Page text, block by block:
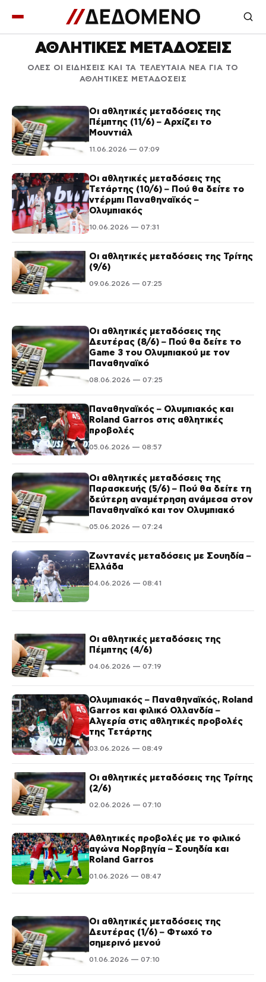
ΑΘΛΗΤΙΚΕΣ ΜΕΤΑΔΟΣΕΙΣ
ΟΛΕΣ ΟΙ ΕΙΔΗΣΕΙΣ ΚΑΙ ΤΑ ΤΕΛΕΥΤΑΙΑ ΝΕΑ ΓΙΑ ΤΟ
ΑΘΛΗΤΙΚΕΣ ΜΕΤΑΔΟΣΕΙΣ
Οι αθλητικές μεταδόσεις της
Πέμπτης (11/6) – Αρχίζει το
Μουντιάλ
11.06.2026 — 07:09
Οι αθλητικές μεταδόσεις της
Τετάρτης (10/6) – Πού θα δείτε το
ντέρμπι Παναθηναϊκός –
Ολυμπιακός
10.06.2026 — 07:31
Οι αθλητικές μεταδόσεις της Τρίτης
(9/6)
09.06.2026 — 07:25
Οι αθλητικές μεταδόσεις της
Δευτέρας (8/6) – Πού θα δείτε το
Game 3 του Ολυμπιακού με τον
Παναθηναϊκό
08.06.2026 — 07:25
Παναθηναϊκός – Ολυμπιακός και
Roland Garros στις αθλητικές
προβολές
05.06.2026 — 08:57
Οι αθλητικές μεταδόσεις της
Παρασκευής (5/6) – Πού θα δείτε τη
δεύτερη αναμέτρηση ανάμεσα στον
Παναθηναϊκό και τον Ολυμπιακό
05.06.2026 — 07:24
Ζωντανές μεταδόσεις με Σουηδία –
Ελλάδα
04.06.2026 — 08:41
Οι αθλητικές μεταδόσεις της
Πέμπτης (4/6)
04.06.2026 — 07:19
Ολυμπιακός – Παναθηναϊκός, Roland
Garros και φιλικό Ολλανδία –
Αλγερία στις αθλητικές προβολές
της Τετάρτης
03.06.2026 — 08:49
Οι αθλητικές μεταδόσεις της Τρίτης
(2/6)
02.06.2026 — 07:10
Αθλητικές προβολές με το φιλικό
αγώνα Νορβηγία – Σουηδία και
Roland Garros
01.06.2026 — 08:47
Οι αθλητικές μεταδόσεις της
Δευτέρας (1/6) – Φτωχό το
σημερινό μενού
01.06.2026 — 07:10